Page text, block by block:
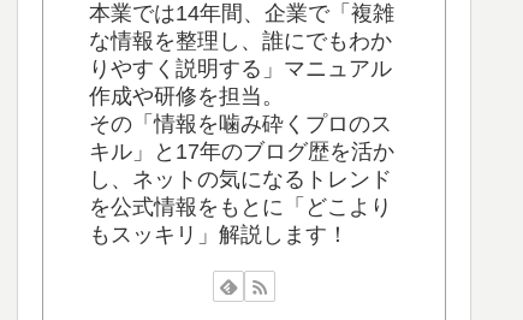
本業では14年間、企業で「複雑
な情報を整理し、誰にでもわか
りやすく説明する」マニュアル
作成や研修を担当。
その「情報を噛み砕くプロのス
キル」と17年のブログ歴を活か
し、ネットの気になるトレンド
を公式情報をもとに「どこより
もスッキリ」解説します！